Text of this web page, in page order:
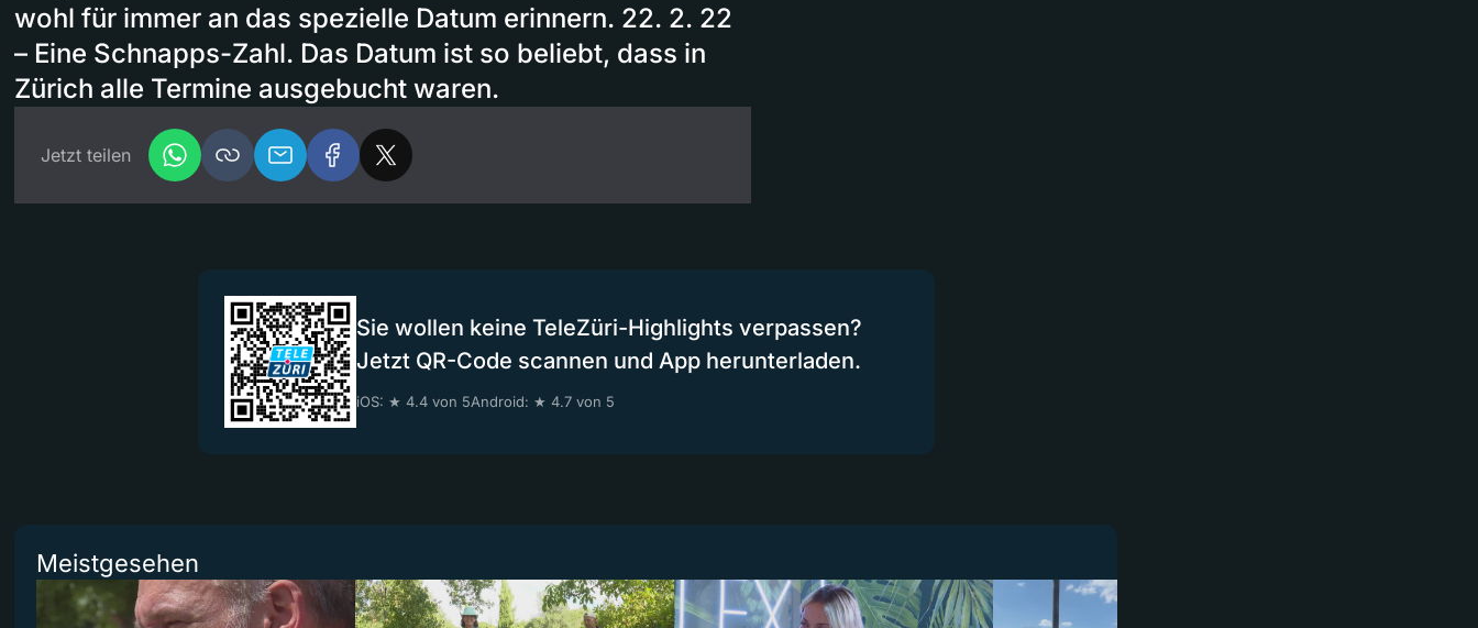
wohl für immer an das spezielle Datum erinnern. 22. 2. 22
– Eine Schnapps-Zahl. Das Datum ist so beliebt, dass in
Zürich alle Termine ausgebucht waren.
Jetzt teilen
Sie wollen keine TeleZüri-Highlights verpassen?
Jetzt QR-Code scannen und App herunterladen.
iOS: ★ 4.4 von 5Android: ★ 4.7 von 5
Meistgesehen